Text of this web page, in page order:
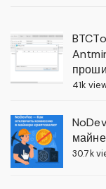
41k
30.7k